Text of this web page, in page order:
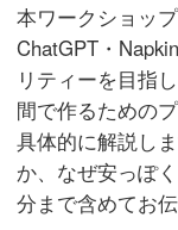
本ワークショッ
ChatGPT・
リティーを目指
間で作るための
具体的に解説し
か、なぜ安っぽ
分まで含めてお伝